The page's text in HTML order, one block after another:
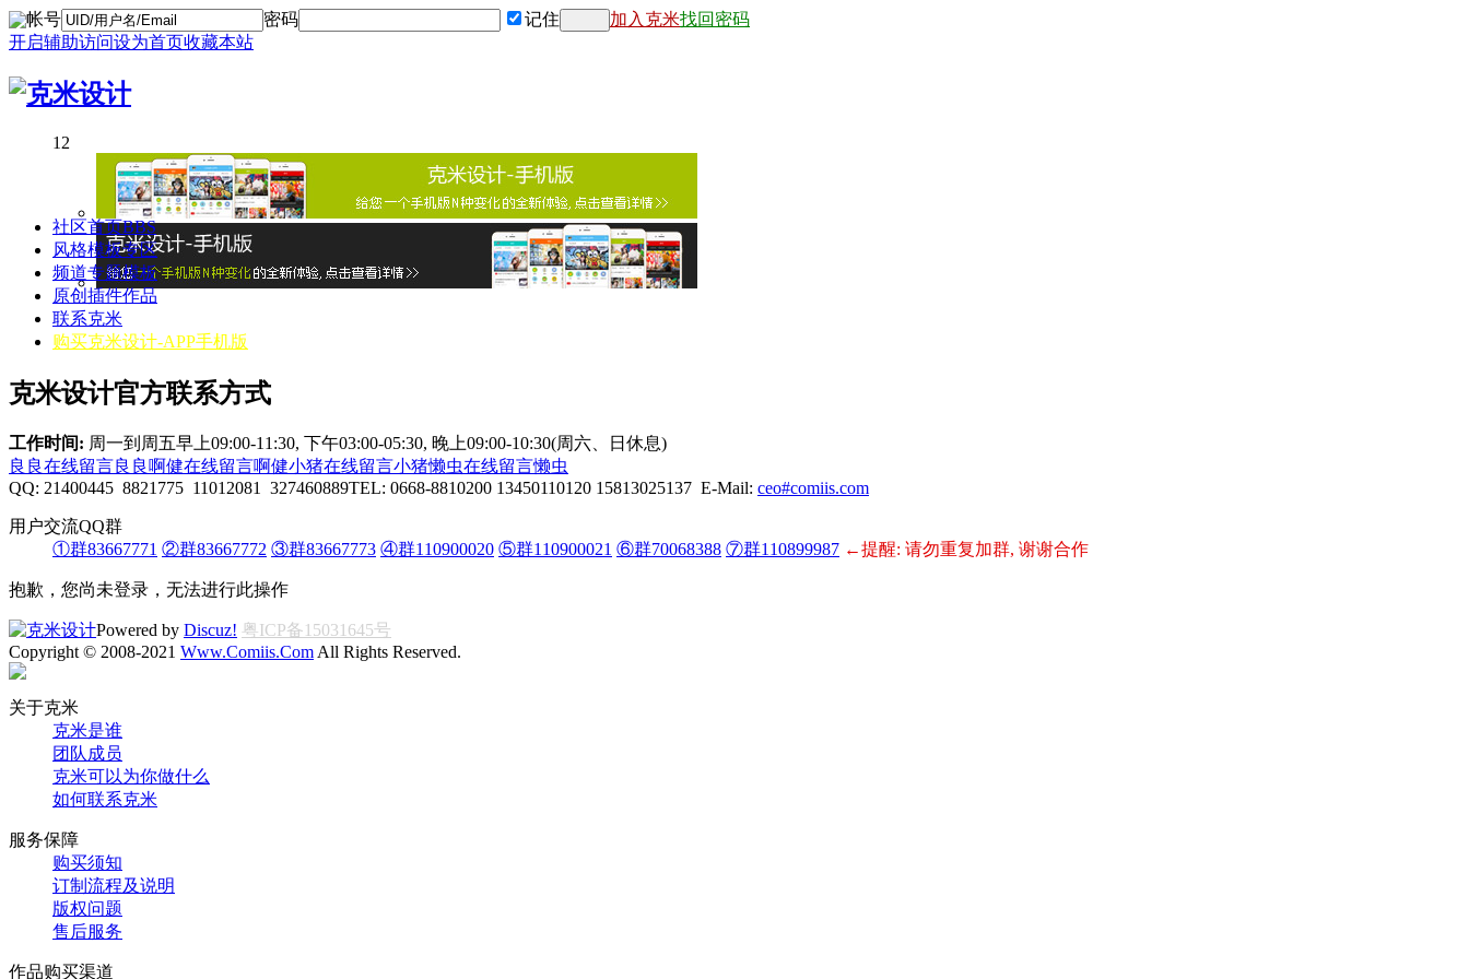
帐号 密码 记住 加入克米找回密码
开启辅助访问设为首页收藏本站
1 2
社区首页BBS
风格模板专区
频道专题模板
原创插件作品
联系克米
购买克米设计-APP手机版
克米设计官方联系方式
工作时间: 周一到周五早上09:00-11:30, 下午03:00-05:30, 晚上09:00-10:30(周六、日休息)
良良在线留言良良 啊健在线留言啊健小猪在线留言小猪懒虫在线留言懒虫
QQ: 21400445 8821775 11012081 327460889TEL: 0668-8810200 13450110120 15813025137 E-Mail: ceo#comiis.com
用户交流QQ群
①群83667771 ②群83667772 ③群83667773 ④群110900020 ⑤群110900021 ⑥群70068388 ⑦群110899987 ←提醒: 请勿重复加群, 谢谢合作
抱歉，您尚未登录，无法进行此操作
Powered by Discuz! 粤ICP备15031645号
Copyright © 2008-2021 Www.Comiis.Com All Rights Reserved.
关于克米
克米是谁
团队成员
克米可以为你做什么
如何联系克米
服务保障
购买须知
订制流程及说明
版权问题
售后服务
作品购买渠道